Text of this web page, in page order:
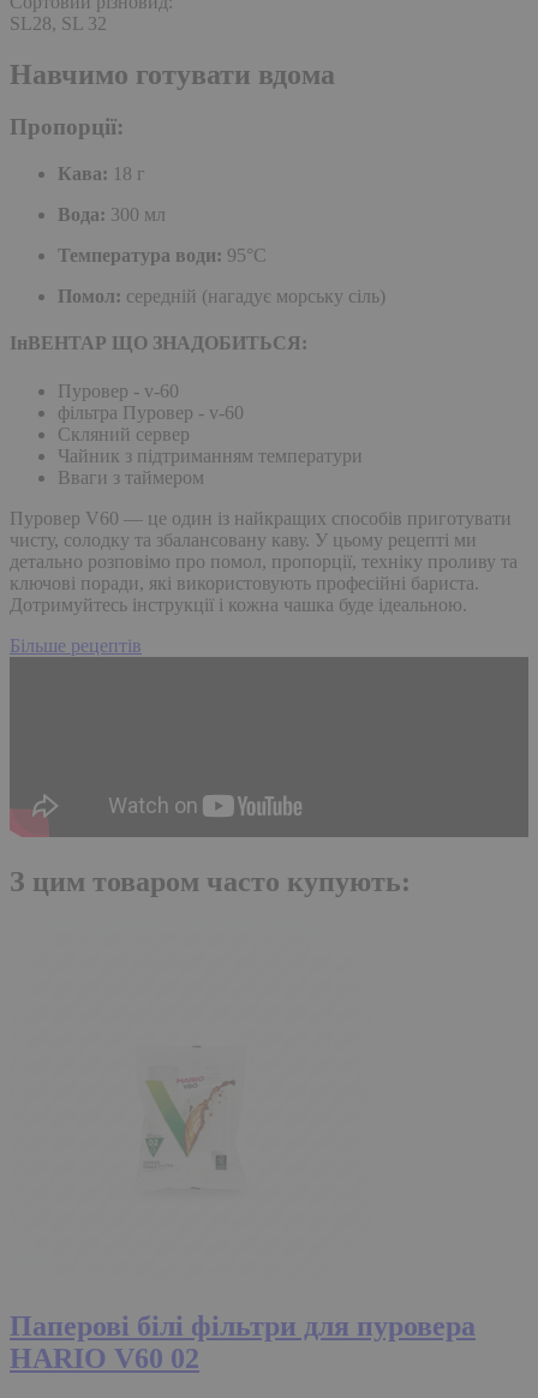
SL28, SL 32
Навчимо готувати вдома
Пропорції:
Кава: 18 г
Вода: 300 мл
Температура води: 95°C
Помол: середній (нагадує морську сіль)
ІнВЕНТАР ЩО ЗНАДОБИТЬСЯ:
Пуровер - v-60
фільтра Пуровер - v-60
Скляний сервер
Чайник з підтриманням температури
Вваги з таймером
Пуровер V60 — це один із найкращих способів приготувати
чисту, солодку та збалансовану каву. У цьому рецепті ми
детально розповімо про помол, пропорції, техніку проливу та
ключові поради, які використовують професійні бариста.
Дотримуйтесь інструкції і кожна чашка буде ідеальною.
Більше рецептів
З цим товаром часто купують:
Паперові білі фільтри для пуровера
HARIO V60 02